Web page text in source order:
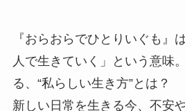
『おらおらでひとりいぐも』
人で生きていく」という意味
る、“私らしい生き方”とは？
新しい日常を生きる今、不安